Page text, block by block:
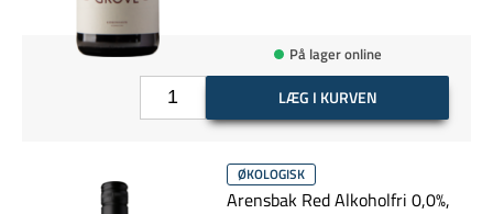
På lager online
LÆG I KURVEN
ØKOLOGISK
Arensbak Red Alkoholfri 0,0%,